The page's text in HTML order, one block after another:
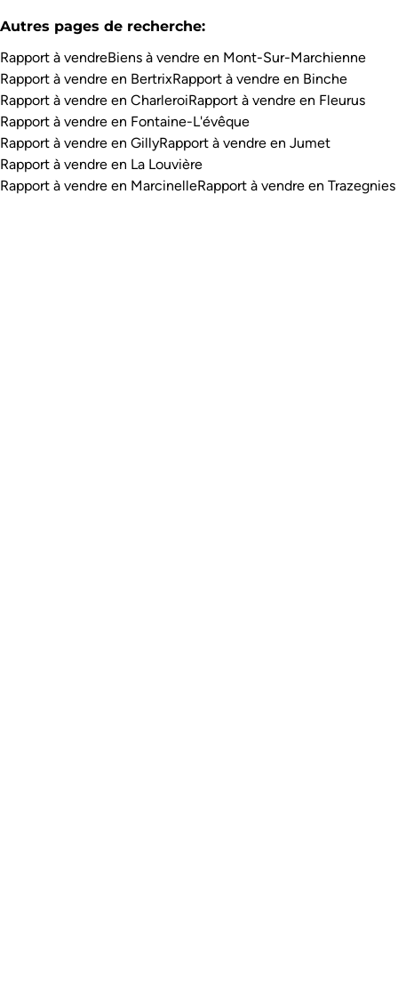
Autres pages de recherche:
Rapport à vendreBiens à vendre en Mont-Sur-Marchienne
Rapport à vendre en BertrixRapport à vendre en Binche
Rapport à vendre en CharleroiRapport à vendre en Fleurus
Rapport à vendre en Fontaine-L'évêque
Rapport à vendre en GillyRapport à vendre en Jumet
Rapport à vendre en La Louvière
Rapport à vendre en MarcinelleRapport à vendre en Trazegnies